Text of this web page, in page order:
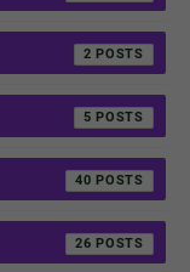
2
5
40
26